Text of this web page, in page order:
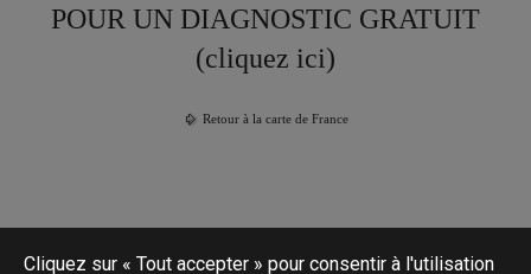
POUR UN DIAGNOSTIC GRATUIT
(cliquez ici)
Retour à la carte de France
Cliquez sur « Tout accepter » pour consentir à l'utilisation